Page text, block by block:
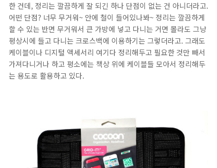
한 건데, 정리는 깔끔하게 잘 되긴 하나 단점이 없는 건 아니더라고.
어떤 단점? 너무 무거워~ 안에 철이 들어있나봐~ 정리는 깔끔하게
할 수 있는 반면 무거워서 큰 가방에 넣고 다니는 거면 몰라도 그냥
평상시에 들고 다니는 크로스백에 이용하기는 그렇더라고. 그래도
케이블이나 디지털 액세서리 여기다 정리해두고 필요한 것만 빼서
가져다니거나 하고 평소에는 책상 위에 케이블들 모아서 정리해두
는 용도로 활용하고 있다.